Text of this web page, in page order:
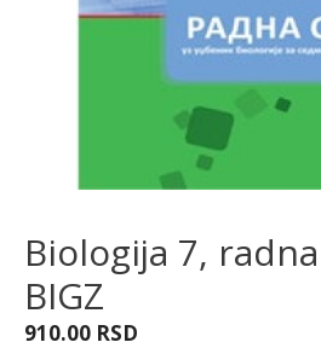
Biologija 7,
BIGZ
910.00 RSD